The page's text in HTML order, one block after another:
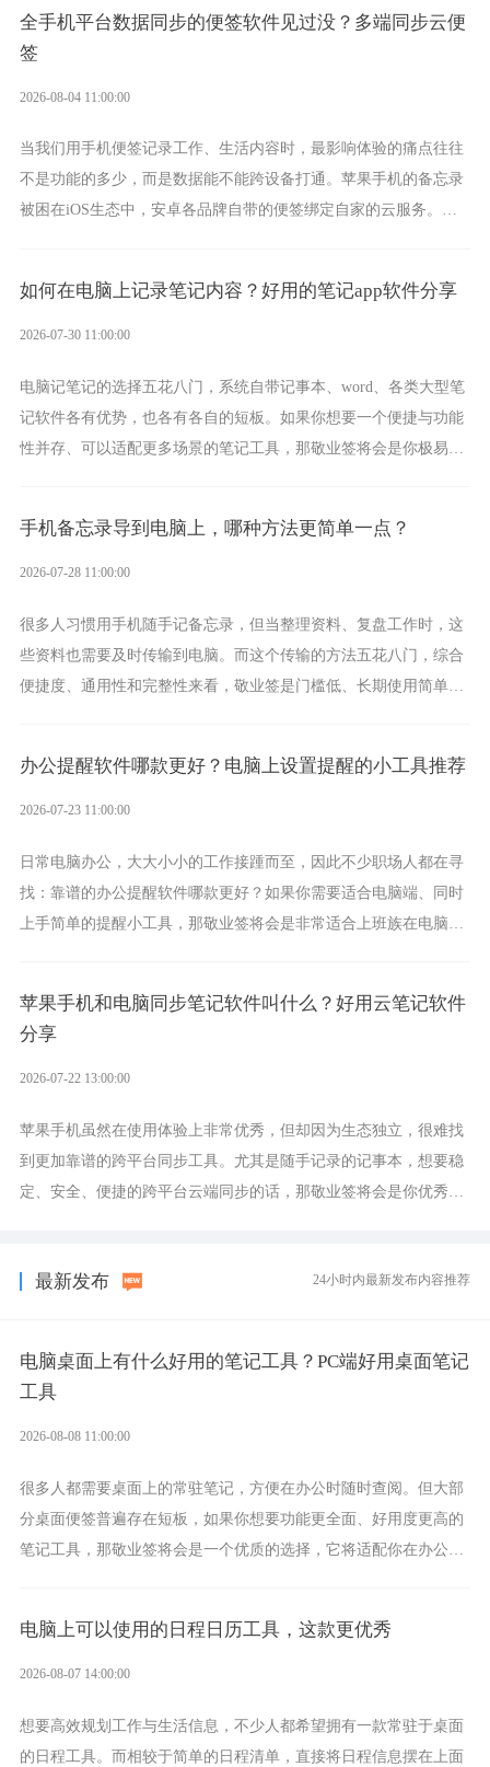
全手机平台数据同步的便签软件见过没？多端同步云便
签
2026-08-04 11:00:00
当我们用手机便签记录工作、生活内容时，最影响体验的痛点往往
不是功能的多少，而是数据能不能跨设备打通。苹果手机的备忘录
被困在iOS生态中，安卓各品牌自带的便签绑定自家的云服务。而
如何在电脑上记录笔记内容？好用的笔记app软件分享
2026-07-30 11:00:00
电脑记笔记的选择五花八门，系统自带记事本、word、各类大型笔
记软件各有优势，也各有各自的短板。如果你想要一个便捷与功能
性并存、可以适配更多场景的笔记工具，那敬业签将会是你极易上
手机备忘录导到电脑上，哪种方法更简单一点？
2026-07-28 11:00:00
很多人习惯用手机随手记备忘录，但当整理资料、复盘工作时，这
些资料也需要及时传输到电脑。而这个传输的方法五花八门，综合
便捷度、通用性和完整性来看，敬业签是门槛低、长期使用简单的
办公提醒软件哪款更好？电脑上设置提醒的小工具推荐
2026-07-23 11:00:00
日常电脑办公，大大小小的工作接踵而至，因此不少职场人都在寻
找：靠谱的办公提醒软件哪款更好？如果你需要适合电脑端、同时
上手简单的提醒小工具，那敬业签将会是非常适合上班族在电脑上
苹果手机和电脑同步笔记软件叫什么？好用云笔记软件
分享
2026-07-22 13:00:00
苹果手机虽然在使用体验上非常优秀，但却因为生态独立，很难找
到更加靠谱的跨平台同步工具。尤其是随手记录的记事本，想要稳
定、安全、便捷的跨平台云端同步的话，那敬业签将会是你优秀的
最新发布 24小时内最新发布内容推荐
电脑桌面上有什么好用的笔记工具？PC端好用桌面笔记
工具
2026-08-08 11:00:00
很多人都需要桌面上的常驻笔记，方便在办公时随时查阅。但大部
分桌面便签普遍存在短板，如果你想要功能更全面、好用度更高的
笔记工具，那敬业签将会是一个优质的选择，它将适配你在办公、
电脑上可以使用的日程日历工具，这款更优秀
2026-08-07 14:00:00
想要高效规划工作与生活信息，不少人都希望拥有一款常驻于桌面
的日程工具。而相较于简单的日程清单，直接将日程信息摆在上面